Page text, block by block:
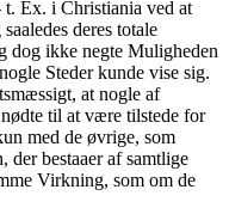
t. Ex. i Christiania ved at
deres totale
dog ikke negte Muligheden
Steder kunde vise sig.
at nogle af
til at være tilstede for
med de øvrige, som
bestaaer af samtlige
Virkning, som om de